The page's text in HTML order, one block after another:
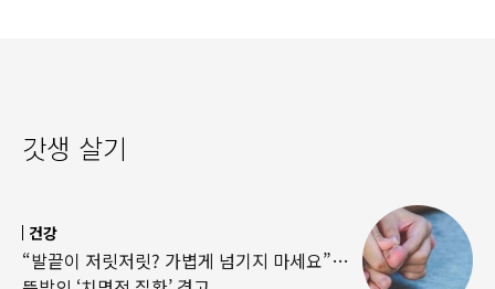
갓생 살기
건강
“발끝이 저릿저릿? 가볍게 넘기지 마세요”…